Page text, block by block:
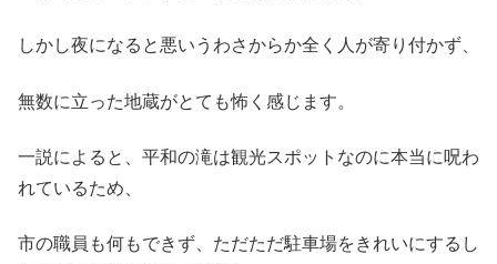
しかし夜になると悪いうわさからか全く人が寄り付かず、
無数に立った地蔵がとても怖く感じます。
一説によると、平和の滝は観光スポットなのに本当に呪わ
れているため、
市の職員も何もできず、ただただ駐車場をきれいにするし